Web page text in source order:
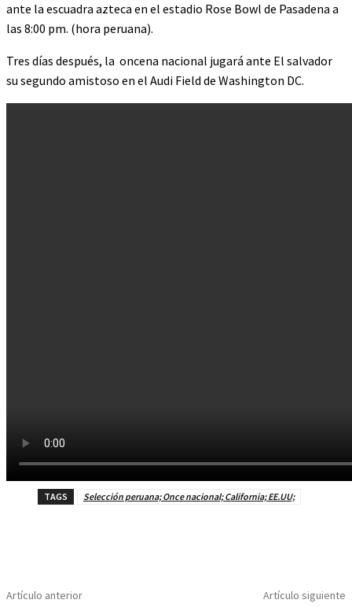
ante la escuadra azteca en el estadio Rose Bowl de Pasadena a
las 8:00 pm. (hora peruana).
Tres días después, la oncena nacional jugará ante El salvador
su segundo amistoso en el Audi Field de Washington DC.
TAGS Selección peruana; Once nacional; California; EE.UU;
Artículo anterior Artículo siguiente